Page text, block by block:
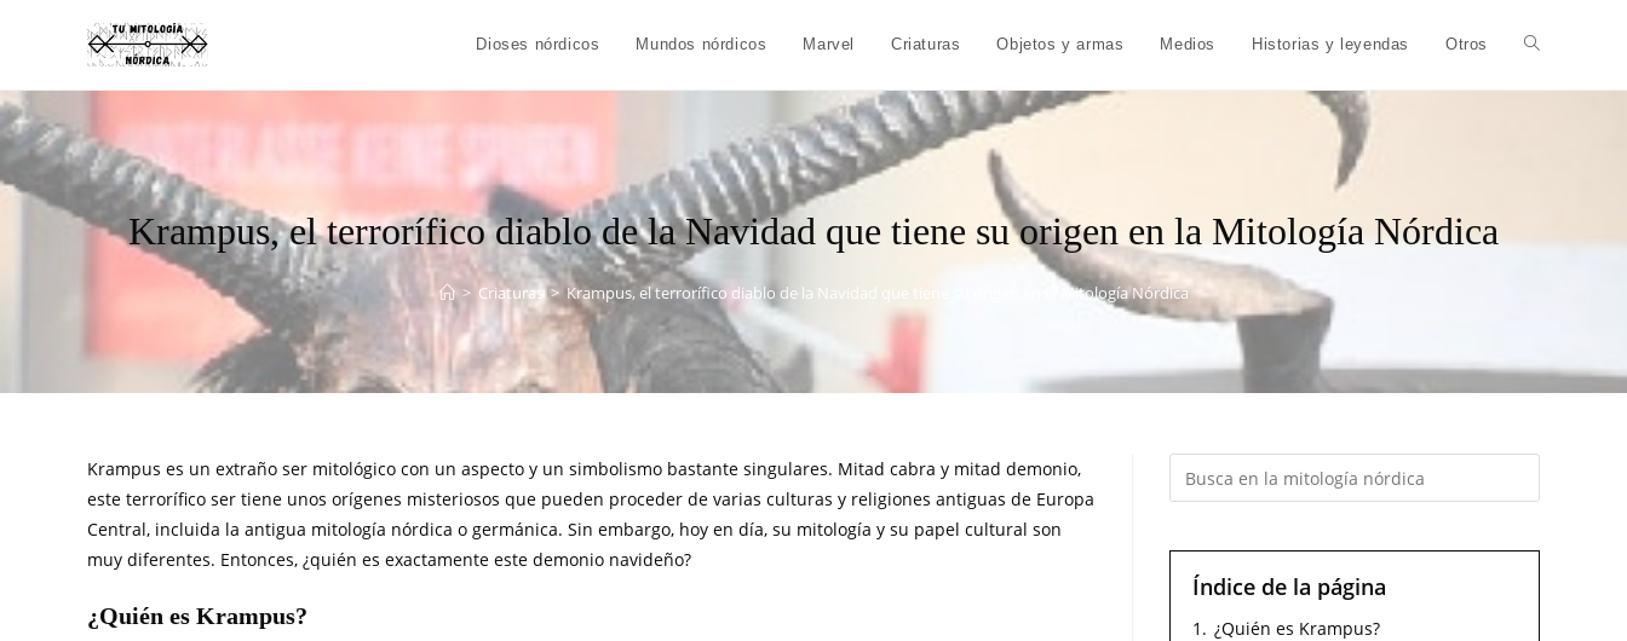
Dioses nórdicos Mundos nórdicos Marvel Criaturas Objetos y armas Medios Historias y leyendas Otros
Krampus, el terrorífico diablo de la Navidad que tiene su origen en la Mitología Nórdica
> Criaturas > Krampus, el terrorífico diablo de la Navidad que tiene su origen en la Mitología Nórdica
Krampus es un extraño ser mitológico con un aspecto y un simbolismo bastante singulares. Mitad cabra y mitad demonio,
este terrorífico ser tiene unos orígenes misteriosos que pueden proceder de varias culturas y religiones antiguas de Europa
Central, incluida la antigua mitología nórdica o germánica. Sin embargo, hoy en día, su mitología y su papel cultural son
muy diferentes. Entonces, ¿quién es exactamente este demonio navideño?
¿Quién es Krampus?
Índice de la página
1. ¿Quién es Krampus?